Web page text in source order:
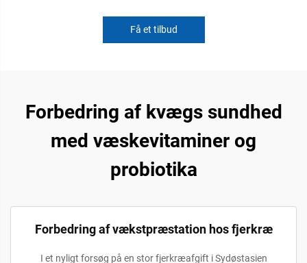
Få et tilbud
Forbedring af kvægs sundhed
med væskevitaminer og
probiotika
Forbedring af vækstpræstation hos fjerkræ
I et nyligt forsøg på en stor fjerkræafgift i Sydøstasien